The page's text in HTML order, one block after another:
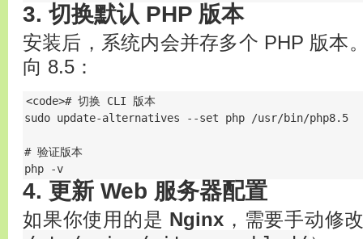
3. 切换默认 PHP 版本
安装后，系统内会并存多个 PHP 版本
向 8.5：
<code># 切换 CLI 版本
sudo update-alternatives --set php /usr/bin/php8.5
# 验证版本
php -v
4. 更新 Web 服务器配置
如果你使用的是 Nginx ，需要手动修